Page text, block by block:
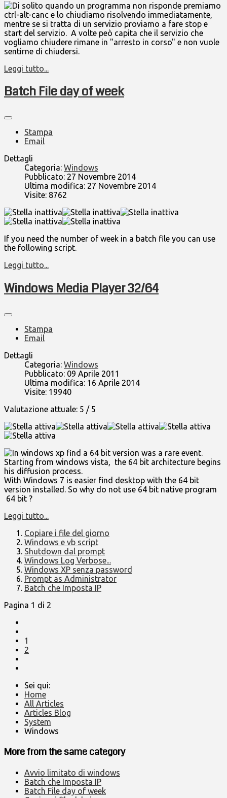
Di solito quando un programma non risponde premiamo
ctrl-alt-canc e lo chiudiamo risolvendo immediatamente,
mentre se si tratta di un servizio proviamo a fare stop e
start del servizio. A volte peò capita che il servizio che
vogliamo chiudere rimane in "arresto in corso" e non vuole
sentirne di chiudersi.
Leggi tutto...
Batch File day of week
Stampa
Email
Dettagli
Categoria: Windows
Pubblicato: 27 Novembre 2014
Ultima modifica: 27 Novembre 2014
Visite: 8762
If you need the number of week in a batch file you can use
the following script.
Leggi tutto...
Windows Media Player 32/64
Stampa
Email
Dettagli
Categoria: Windows
Pubblicato: 09 Aprile 2011
Ultima modifica: 16 Aprile 2014
Visite: 19940
Valutazione attuale: 5 / 5
In windows xp find a 64 bit version was a rare event.
Starting from windows vista, the 64 bit architecture begins
his diffusion process.
With Windows 7 is easier find desktop with the 64 bit
version installed. So why do not use 64 bit native program
64 bit ?
Leggi tutto...
Copiare i file del giorno
Windows e vb script
Shutdown dal prompt
Windows Log Verbose...
Windows XP senza password
Prompt as Administrator
Batch che Imposta IP
Pagina 1 di 2
1
2
Sei qui:
Home
All Articles
Articles Blog
System
Windows
More from the same category
Avvio limitato di windows
Batch che Imposta IP
Batch File day of week